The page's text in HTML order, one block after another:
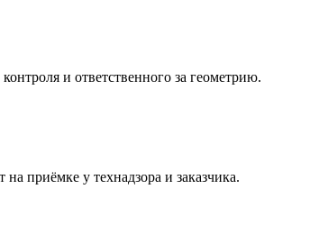
и ответственного за геометрию.
приёмке у технадзора и заказчика.